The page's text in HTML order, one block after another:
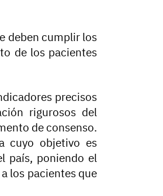
deben cumplir los
de los pacientes
precisos
rigurosos del
de consenso.
cuyo objetivo es
país, poniendo el
los pacientes que